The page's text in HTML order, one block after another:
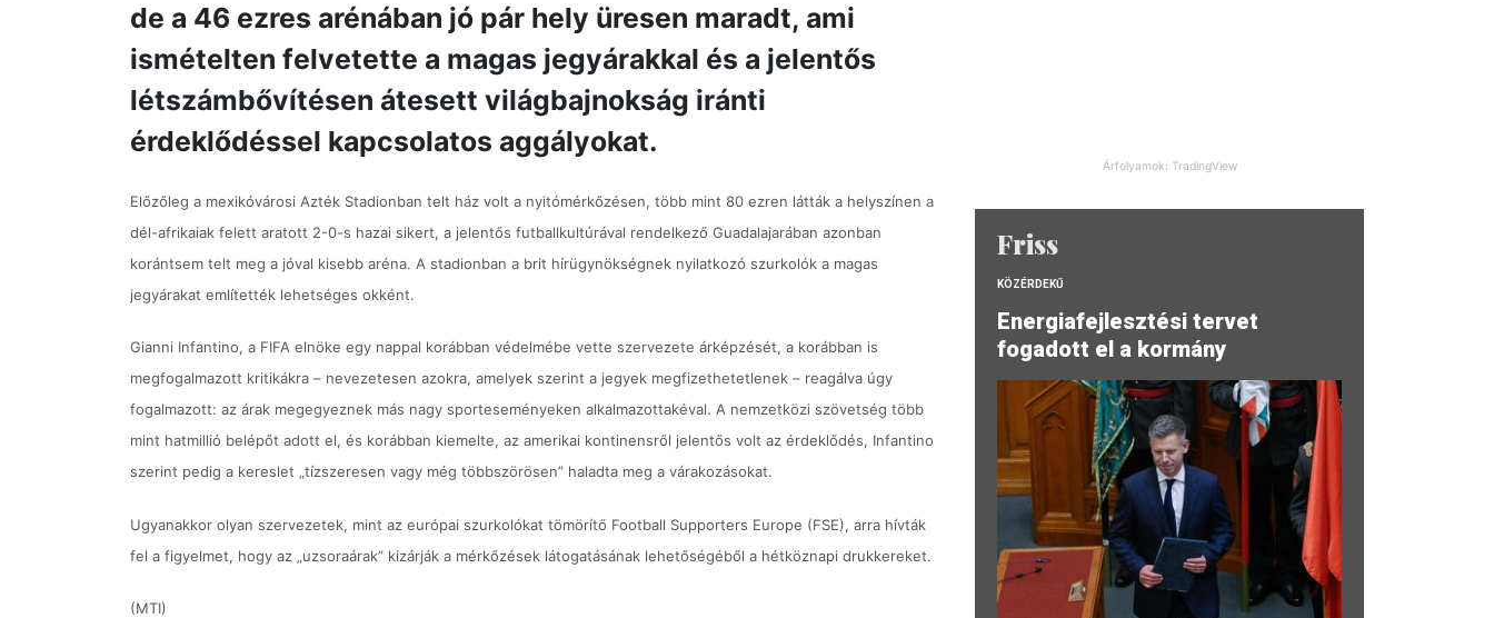
de a 46 ezres arénában jó pár hely üresen maradt, ami
ismételten felvetette a magas jegyárakkal és a jelentős
létszámbővítésen átesett világbajnokság iránti
érdeklődéssel kapcsolatos aggályokat.
Előzőleg a mexikóvárosi Azték Stadionban telt ház volt a nyitómérkőzésen, több mint 80 ezren látták a helyszínen a
dél-afrikaiak felett aratott 2-0-s hazai sikert, a jelentős futballkultúrával rendelkező Guadalajarában azonban
korántsem telt meg a jóval kisebb aréna. A stadionban a brit hírügynökségnek nyilatkozó szurkolók a magas
jegyárakat említették lehetséges okként.
Gianni Infantino, a FIFA elnöke egy nappal korábban védelmébe vette szervezete árképzését, a korábban is
megfogalmazott kritikákra – nevezetesen azokra, amelyek szerint a jegyek megfizethetetlenek – reagálva úgy
fogalmazott: az árak megegyeznek más nagy sporteseményeken alkalmazottakéval. A nemzetközi szövetség több
mint hatmillió belépőt adott el, és korábban kiemelte, az amerikai kontinensről jelentős volt az érdeklődés, Infantino
szerint pedig a kereslet „tízszeresen vagy még többszörösen” haladta meg a várakozásokat.
Ugyanakkor olyan szervezetek, mint az európai szurkolókat tömörítő Football Supporters Europe (FSE), arra hívták
fel a figyelmet, hogy az „uzsoraárak” kizárják a mérkőzések látogatásának lehetőségéből a hétköznapi drukkereket.
(MTI)
Árfolyamok: TradingView
Friss
KÖZÉRDEKŰ
Energiafejlesztési tervet
fogadott el a kormány